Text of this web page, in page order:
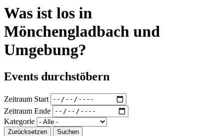
Was ist los in
Mönchengladbach und
Umgebung?
Events durchstöbern
Zeitraum Start
Zeitraum Ende
Kategorie